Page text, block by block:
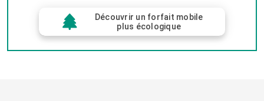
Découvrir un forfait mobile
plus écologique